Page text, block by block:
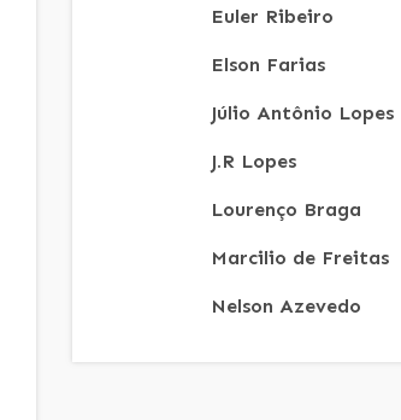
Euler Ribeiro
Elson Farias
Júlio Antônio Lopes
J.R Lopes
Lourenço Braga
Marcilio de Freitas
Nelson Azevedo